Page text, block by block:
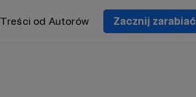
Treści od Autorów Zacznij zarabiać